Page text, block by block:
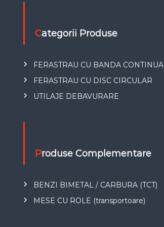
Categorii Produse
FERASTRAU CU BANDA CONTINUA
FERASTRAU CU DISC CIRCULAR
UTILAJE DEBAVURARE
Produse Complementare
BENZI BIMETAL / CARBURA (TCT)
MESE CU ROLE (transportoare)